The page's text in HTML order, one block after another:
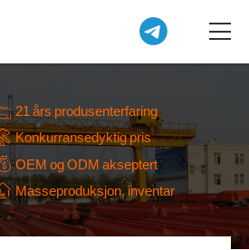
21 års produsenterfaring
Konkurransedyktig pris
OEM og ODM akseptert
Masseproduksjon, inventar